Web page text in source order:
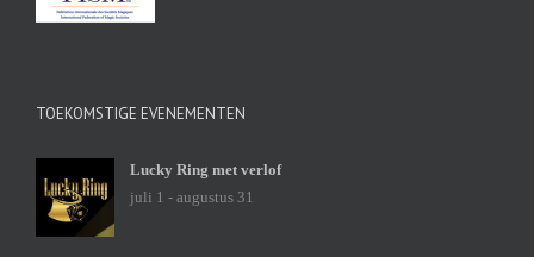
TOEKOMSTIGE EVENEMENTEN
Lucky Ring met verlof
juli 1 - augustus 31